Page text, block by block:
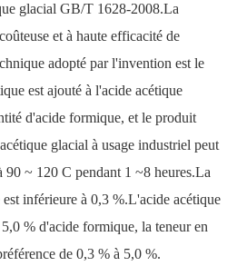
glacial GB/T 1628-2008.La
et à haute efficacité de
adopté par l'invention est le
est ajouté à l'acide acétique
d'acide formique, et le produit
glacial à usage industriel peut
90 ~ 120 C pendant 1 ~8 heures.La
inférieure à 0,3 %.L'acide acétique
% d'acide formique, la teneur en
de 0,3 % à 5,0 %.